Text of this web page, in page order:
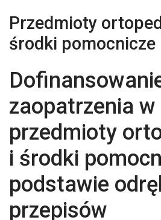
Przedmioty
środki pomocnicze
zaopatrzenia w
przedmioty
i środki
podstawie
przepisów